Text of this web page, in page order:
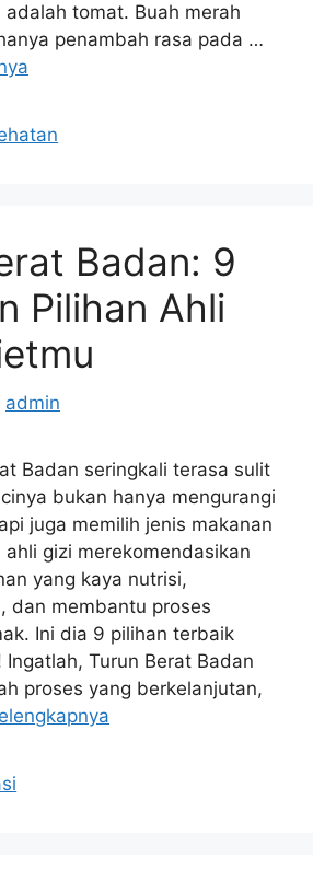
tomat. Buah merah
penambah rasa pada …
Badan: 9
Pilihan Ahli
admin
Badan seringkali terasa sulit
bukan hanya mengurangi
juga memilih jenis makanan
gizi merekomendasikan
yang kaya nutrisi,
dan membantu proses
Ini dia 9 pilihan terbaik
Turun Berat Badan
proses yang berkelanjutan,